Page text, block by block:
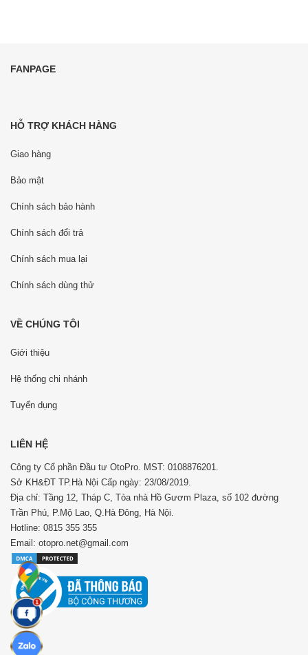
FANPAGE
HỖ TRỢ KHÁCH HÀNG
Giao hàng
Bảo mật
Chính sách bảo hành
Chính sách đổi trả
Chính sách mua lại
Chính sách dùng thử
VỀ CHÚNG TÔI
Giới thiệu
Hệ thống chi nhánh
Tuyển dụng
LIÊN HỆ
Công ty Cổ phần Đầu tư OtoPro. MST: 0108876201.
Sở KH&ĐT TP.Hà Nội Cấp ngày: 23/08/2019.
Địa chỉ: Tầng 12, Tháp C, Tòa nhà Hồ Gươm Plaza, số 102 đường
Trần Phú, P.Mộ Lao, Q.Hà Đông, Hà Nội.
Hotline: 0815 355 355
Email: otopro.net@gmail.com